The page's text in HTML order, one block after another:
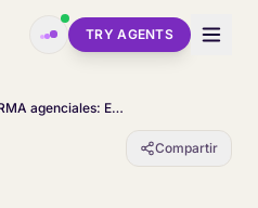
TRY AGENTS
Reembolsos y RMA agenciales: El flujo de trabajo que se amortiza en la tercera semana
Compartir